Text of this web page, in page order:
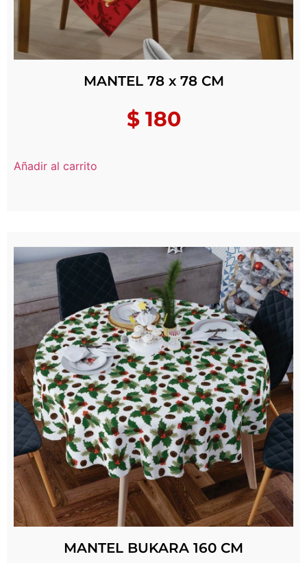
MANTEL 78 x 78 CM
$180
Añadir al carrito
MANTEL BUKARA 160 CM